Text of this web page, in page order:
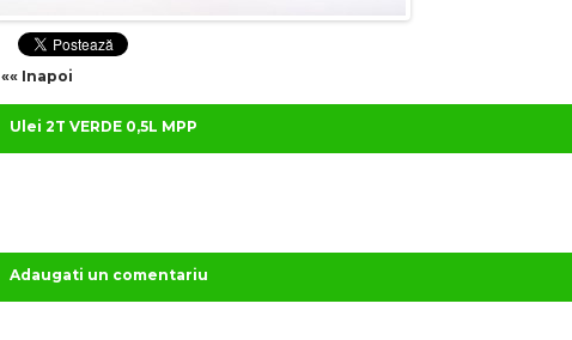
«« Inapoi
Ulei 2T VERDE 0,5L MPP
Adaugati un comentariu